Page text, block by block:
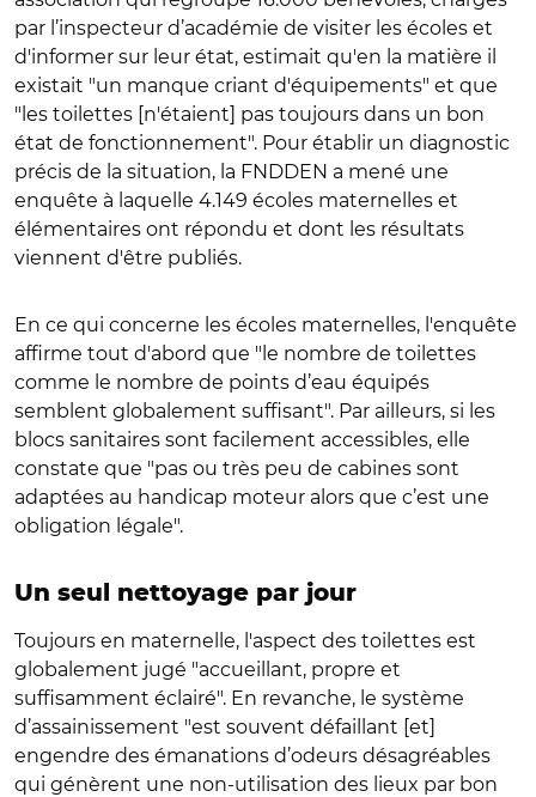
par l’inspecteur d’académie de visiter les écoles et
d'informer sur leur état, estimait qu'en la matière il
existait "un manque criant d'équipements" et que
"les toilettes [n'étaient] pas toujours dans un bon
état de fonctionnement". Pour établir un diagnostic
précis de la situation, la FNDDEN a mené une
enquête à laquelle 4.149 écoles maternelles et
élémentaires ont répondu et dont les résultats
viennent d'être publiés.
En ce qui concerne les écoles maternelles, l'enquête
affirme tout d'abord que "le nombre de toilettes
comme le nombre de points d’eau équipés
semblent globalement suffisant". Par ailleurs, si les
blocs sanitaires sont facilement accessibles, elle
constate que "pas ou très peu de cabines sont
adaptées au handicap moteur alors que c’est une
obligation légale".
Un seul nettoyage par jour
Toujours en maternelle, l'aspect des toilettes est
globalement jugé "accueillant, propre et
suffisamment éclairé". En revanche, le système
d’assainissement "est souvent défaillant [et]
engendre des émanations d’odeurs désagréables
qui génèrent une non-utilisation des lieux par bon